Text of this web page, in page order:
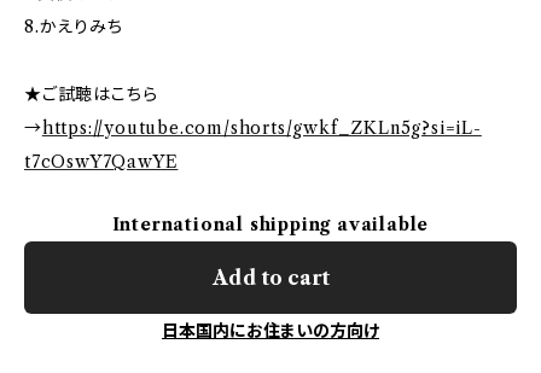
8.かえりみち
★ご試聴はこちら
→https://youtube.com/shorts/gwkf_ZKLn5g?si=iL-
t7cOswY7QawYE
International shipping available
Add to cart
日本国内にお住まいの方向け